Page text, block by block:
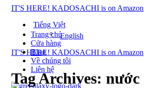
IT'S HERE! KADOSACHI is on Amazon
Tiếng Việt
English
IT'S HERE! KADOSACHI is on Amazon
Trang chủ
Cửa hàng
Blog
Về chúng tôi
Liên hệ
Tag Archives: nước